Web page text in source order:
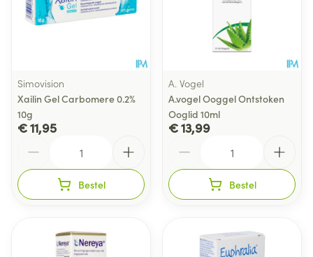
Simovision
Xailin Gel Carbomere 0.2%
10g
€ 11,95
Bestel
A. Vogel
A.vogel Ooggel Ontstoken
Ooglid 10ml
€ 13,99
Bestel